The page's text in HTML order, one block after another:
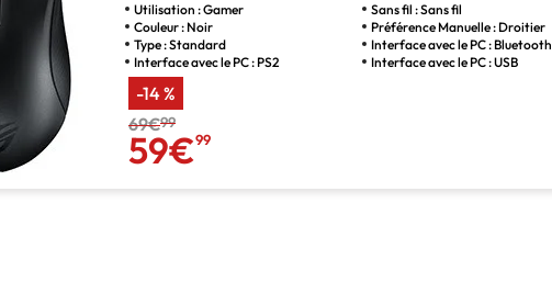
Utilisation : Gamer
Sans fil : Sans fil
Couleur : Noir
Préférence Manuelle : Droitier
Type : Standard
Interface avec le PC : Bluetooth
Interface avec le PC : PS2
Interface avec le PC : USB
-14 %
69€99
59€99